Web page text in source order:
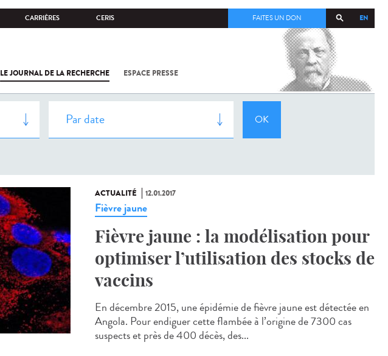
CARRIÈRES CERIS EN
FAITES UN DON
LE JOURNAL DE LA RECHERCHE ESPACE PRESSE
COV-2 /
L'INSTITUT
PASTEUR
ACTUALITÉ 12.01.2017
Fièvre jaune
Fièvre jaune : la modélisation pour
optimiser l’utilisation des stocks de
vaccins
En décembre 2015, une épidémie de fièvre jaune est détectée en
Angola. Pour endiguer cette flambée à l’origine de 7300 cas
suspects et près de 400 décès, des...